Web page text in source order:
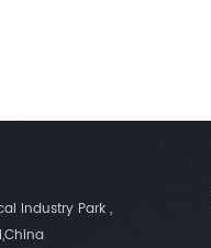
Industry Park ,